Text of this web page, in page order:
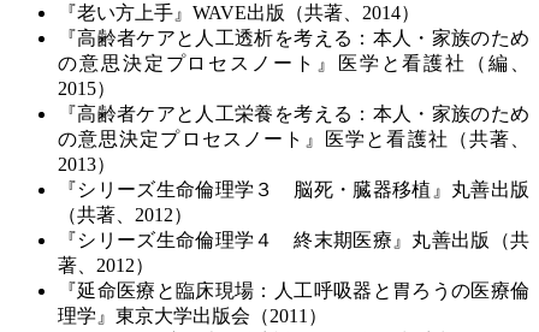
『老い方上手』WAVE出版（共著、2014）
『高齢者ケアと人工透析を考える：本人・家族のため
の意思決定プロセスノート』医学と看護社（編、
2015）
『高齢者ケアと人工栄養を考える：本人・家族のため
の意思決定プロセスノート』医学と看護社（共著、
2013）
『シリーズ生命倫理学３ 脳死・臓器移植』丸善出版
（共著、2012）
『シリーズ生命倫理学４ 終末期医療』丸善出版（共
著、2012）
『延命医療と臨床現場：人工呼吸器と胃ろうの医療倫
理学』東京大学出版会（2011）